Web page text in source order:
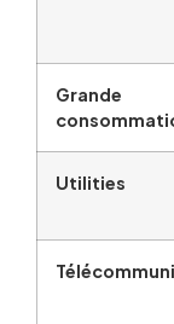
Grande
Utilities